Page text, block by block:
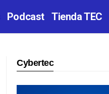
Podcast Tienda TEC
Cybertec